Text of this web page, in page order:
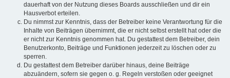
dauerhaft von der Nutzung dieses Boards ausschließen und dir ein
Hausverbot erteilen.
Du nimmst zur Kenntnis, dass der Betreiber keine Verantwortung für die
Inhalte von Beiträgen übernimmt, die er nicht selbst erstellt hat oder die
er nicht zur Kenntnis genommen hat. Du gestattest dem Betreiber, dein
Benutzerkonto, Beiträge und Funktionen jederzeit zu löschen oder zu
sperren.
Du gestattest dem Betreiber darüber hinaus, deine Beiträge
abzuändern, sofern sie gegen o. g. Regeln verstoßen oder geeignet